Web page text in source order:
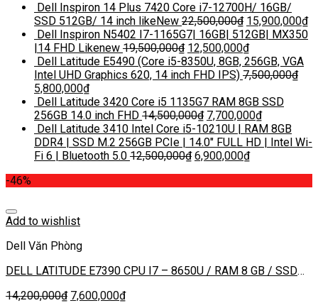
Dell Inspiron 14 Plus 7420 Core i7-12700H/ 16GB/
SSD 512GB/ 14 inch likeNew 22,500,000₫ 15,900,000₫
Dell Inspiron N5402 I7-1165G7| 16GB| 512GB| MX350
|14 FHD Likenew 19,500,000₫ 12,500,000₫
Dell Latitude E5490 (Core i5-8350U, 8GB, 256GB, VGA
Intel UHD Graphics 620, 14 inch FHD IPS) 7,500,000₫
5,800,000₫
Dell Latitude 3420 Core i5 1135G7 RAM 8GB SSD
256GB 14.0 inch FHD 14,500,000₫ 7,700,000₫
Dell Latitude 3410 Intel Core i5-10210U | RAM 8GB
DDR4 | SSD M.2 256GB PCIe | 14.0″ FULL HD | Intel Wi-
Fi 6 | Bluetooth 5.0 12,500,000₫ 6,900,000₫
-46%
Add to wishlist
Dell Văn Phòng
DELL LATITUDE E7390 CPU I7 – 8650U / RAM 8 GB / SSD
14,200,000₫ 7,600,000₫